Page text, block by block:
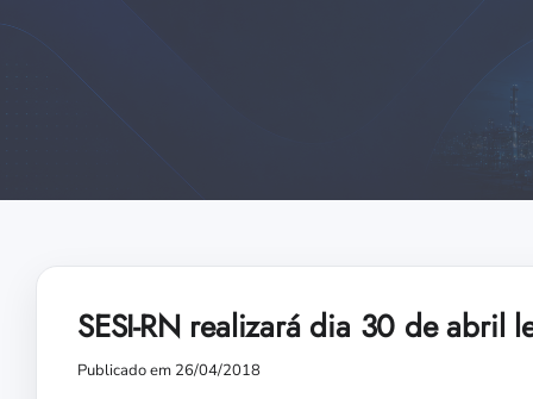
SESI-RN realizará dia 30 de abril
Publicado em 26/04/2018